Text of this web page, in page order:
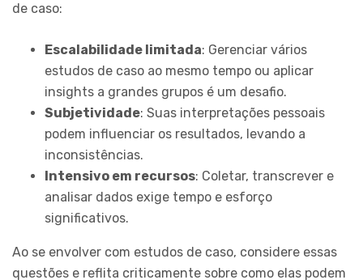
de caso:
Escalabilidade limitada: Gerenciar vários
estudos de caso ao mesmo tempo ou aplicar
insights a grandes grupos é um desafio.
Subjetividade: Suas interpretações pessoais
podem influenciar os resultados, levando a
inconsistências.
Intensivo em recursos: Coletar, transcrever e
analisar dados exige tempo e esforço
significativos.
Ao se envolver com estudos de caso, considere essas
questões e reflita criticamente sobre como elas podem